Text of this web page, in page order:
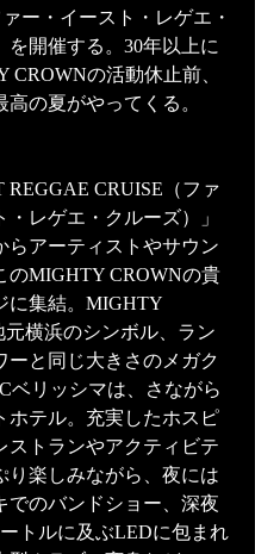
ー・イースト・レゲエ・
を開催する。30年以上に
CROWNの活動休止前、
高の夏がやってくる。
REGGAE CRUISE（ファ
・レゲエ・クルーズ）」
らアーティストやサウン
のMIGHTY CROWNの貴
に集結。MIGHTY
元横浜のシンボル、ラン
ーと同じ大きさのメガク
ベリッシマは、さながら
ホテル。充実したホスピ
ストランやアクティビテ
り楽しみながら、夜には
でのバンドショー、深夜
トルに及ぶLEDに包まれ